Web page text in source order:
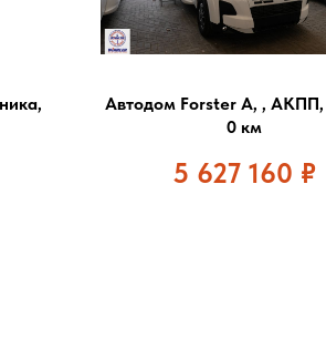
Автодом Forster A, , АКПП,
0 км
5 627 160 ₽